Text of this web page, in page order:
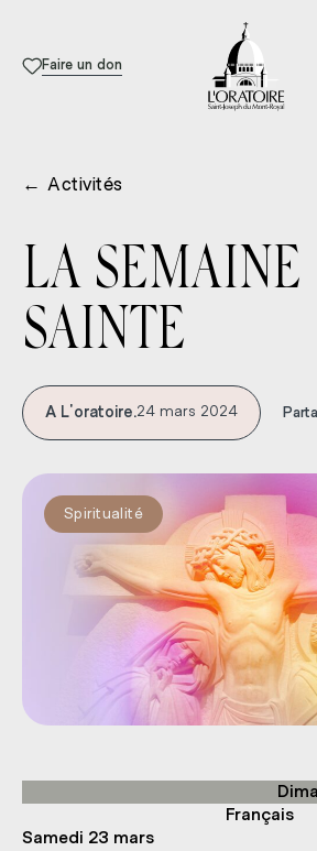
Faire un don
← Activités
LA SEMAINE
SAINTE
A L'oratoire.24 mars 2024
Spiritualité
Français
Samedi 23 mars